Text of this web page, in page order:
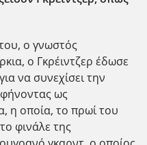
ο γνωστός
ο Γκρέιντζερ έδωσε
να συνεχίσει την
ως
η οποία, το πρωί του
φινάλε της